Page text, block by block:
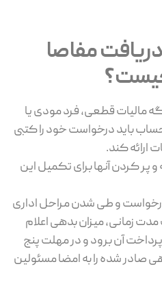
مفاصا
مالیات قطعی، فرد مودی یا
باید درخواست خود را کتبی
ارائه کند.
پر کردن آنها برای تکمیل این
و طی شدن مراحل اداری
زمانی، میزان بدهی اعلام
آن برود و در مهلت پنج
صادر شده را به امضا مسئولین